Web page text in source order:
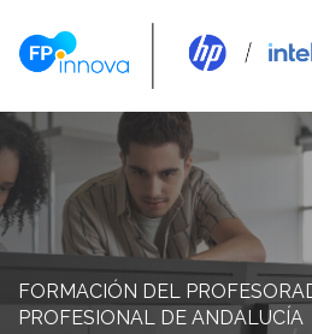
FORMACIÓN DEL
PROFESIONAL DE ANDALUCÍA